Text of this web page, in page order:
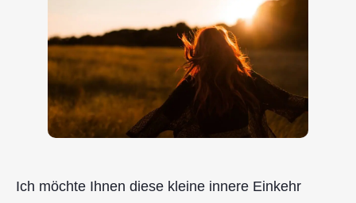
Ich möchte Ihnen diese kleine innere Einkehr